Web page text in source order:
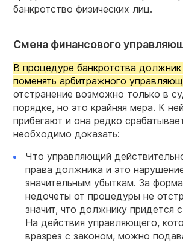
банкротство физических лиц.
Смена финансового
В процедуре банкротства
поменять арбитражного
отстранение возможно только в
порядке, но это крайняя мера. К
прибегают и она редко
необходимо доказать:
Что управляющий
права должника и это
значительным убыткам. За
недочеты от процедуры не
значит, что должнику придется
На действия управляющего,
вразрез с законом, можно